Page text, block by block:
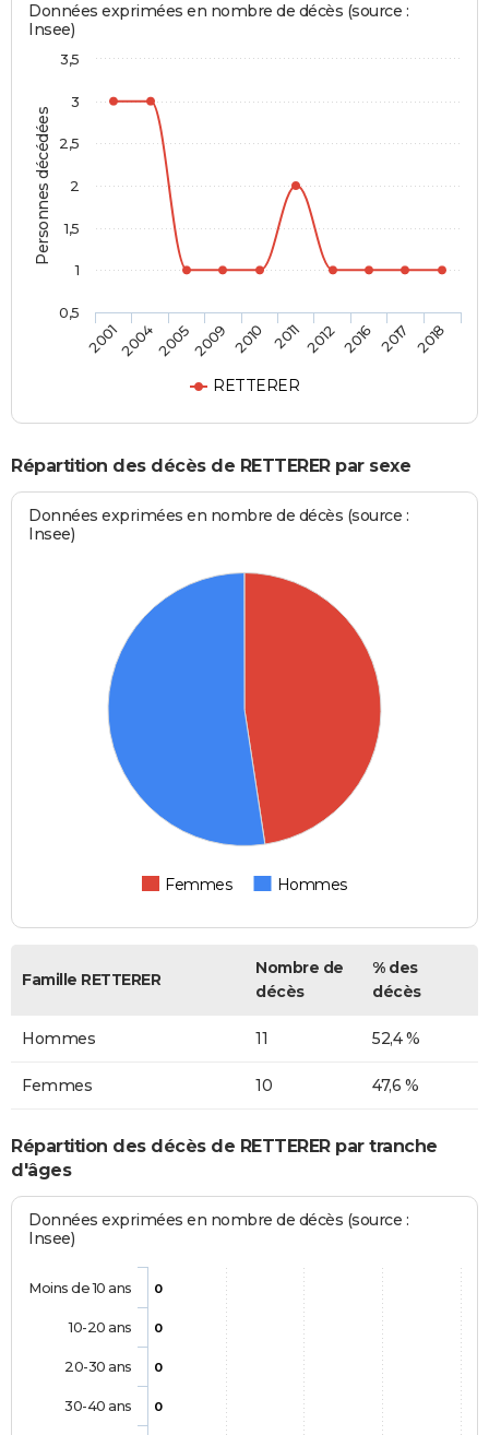
Personnes décédées
Données exprimées en nombre de décès (source :
Insee)
RETTERER
2001200420052009 2010 2011 2012 2016 2017 2018
0,5
1
1,5
2
2,5
3
3,5
Répartition des décès de RETTERER par sexe
Données exprimées en nombre de décès (source :
Insee)
Femmes Hommes
Famille RETTERER
Nombre de
décès
% des
décès
Hommes 11 52,4 %
Femmes 10 47,6 %
Répartition des décès de RETTERER par tranche
d'âges
Données exprimées en nombre de décès (source :
Insee)
0
0
0
0
Moins de 10 ans
10-20 ans
20-30 ans
30-40 ans